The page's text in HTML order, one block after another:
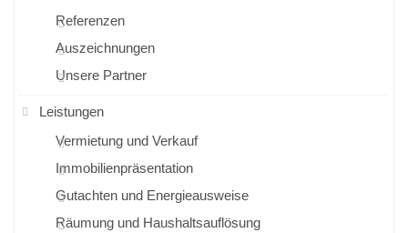
Referenzen
Auszeichnungen
Unsere Partner
Leistungen
Vermietung und Verkauf
Immobilienpräsentation
Gutachten und Energieausweise
Räumung und Haushaltsauflösung